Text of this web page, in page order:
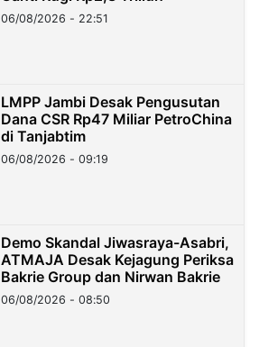
06/08/2026 - 22:51
LMPP Jambi Desak Pengusutan
Dana CSR Rp47 Miliar PetroChina
di Tanjabtim
06/08/2026 - 09:19
Demo Skandal Jiwasraya-Asabri,
ATMAJA Desak Kejagung Periksa
Bakrie Group dan Nirwan Bakrie
06/08/2026 - 08:50